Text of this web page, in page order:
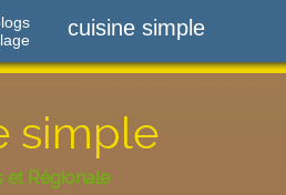
cuisine simple
simple
et Régionale